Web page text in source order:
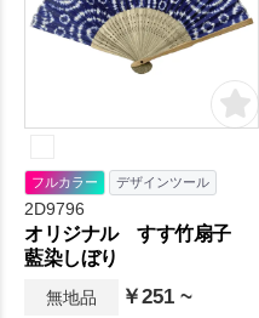
フルカラー デザインツール
2D9796
オリジナル すす竹扇子
藍染しぼり
無地品 ￥251 ~